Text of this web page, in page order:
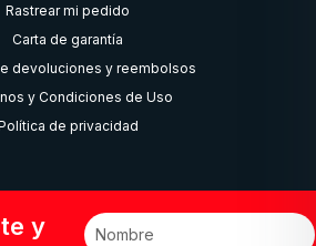
Rastrear mi pedido
Carta de garantía
devoluciones y reembolsos
y Condiciones de Uso
de privacidad
y